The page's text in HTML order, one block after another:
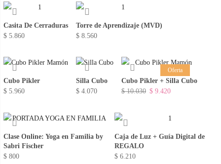
Casita De Cerraduras
$ 5.860
Torre de Aprendizaje (MVD)
$ 8.560
Cubo Pikler
$ 5.960
Silla Cubo
$ 4.070
Oferta
Cubo Pikler + Silla Cubo
$10.030 El
original
$ 10.030.
$ 9.420El
actual
$ 9.420.
Clase Online: Yoga en Familia by
Sabri Fischer
$ 800
Caja de Luz + Guía Digital de
REGALO
$ 6.210